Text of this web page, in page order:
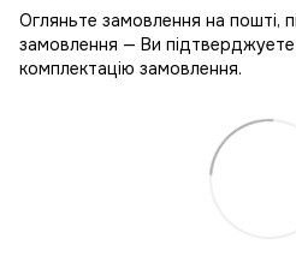
Огляньте замовлення на пошті,
замовлення — Ви підтверджуете
комплектацію замовлення.